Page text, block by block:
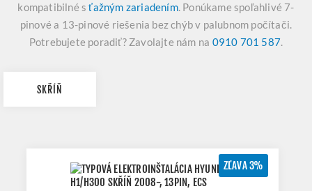
kompatibilné sťažným zariadením. Ponúkame spoľahlivé 7-
pinové a 13-pinové riešenia bez chýb v palubnom počítači.
Potrebujete poradiť? Zavolajte nám na 0910 701 587.
SKŘÍŇ
ZĽAVA 3%